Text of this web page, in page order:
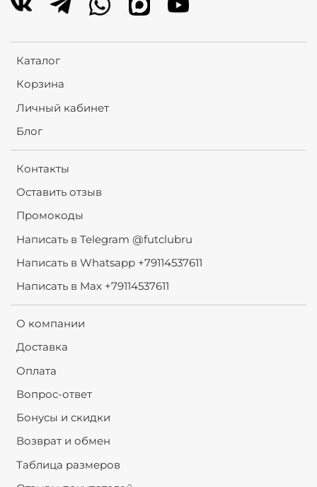
Каталог
Корзина
Личный кабинет
Блог
Контакты
Оставить отзыв
Промокоды
Написать в Telegram @futclubru
Написать в Whatsapp +79114537611
Написать в Max +79114537611
О компании
Доставка
Оплата
Вопрос-ответ
Бонусы и скидки
Возврат и обмен
Таблица размеров